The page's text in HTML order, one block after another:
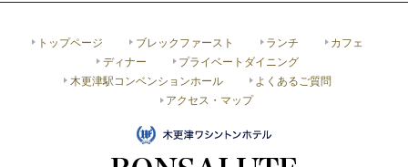
トップページ ブレックファースト ランチ
カフェ
ディナー
プライベートダイニング
木更津駅コンベンションホール
よくあるご質問
アクセス・マップ